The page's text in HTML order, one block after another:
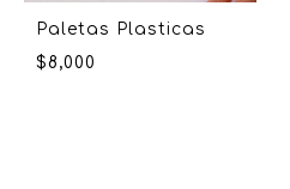
Paletas Plasticas
$8,000